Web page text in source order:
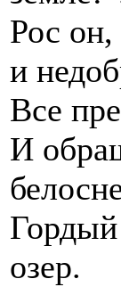
Рос
и
Все
И
озер.